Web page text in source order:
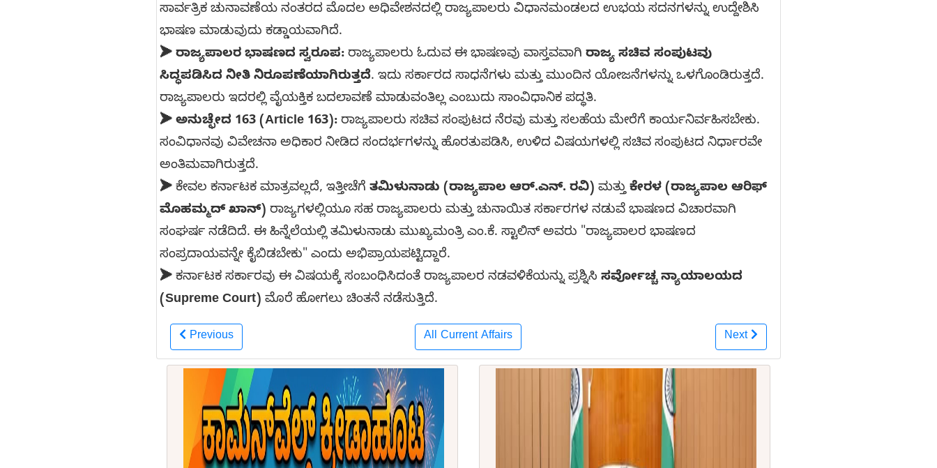
ಸಾರ್ವತ್ರಿಕ ಚುನಾವಣೆಯ ನಂತರದ ಮೊದಲ ಅಧಿವೇಶನದಲ್ಲಿ ರಾಜ್ಯಪಾಲರು ವಿಧಾನಮಂಡಲದ ಉಭಯ ಸದನಗಳನ್ನು ಉದ್ದೇಶಿಸಿ
ಭಾಷಣ ಮಾಡುವುದು ಕಡ್ಡಾಯವಾಗಿದೆ.
➤ ರಾಜ್ಯಪಾಲರ ಭಾಷಣದ ಸ್ವರೂಪ: ರಾಜ್ಯಪಾಲರು ಓದುವ ಈ ಭಾಷಣವು ವಾಸ್ತವವಾಗಿ ರಾಜ್ಯ ಸಚಿವ ಸಂಪುಟವು
ಸಿದ್ಧಪಡಿಸಿದ ನೀತಿ ನಿರೂಪಣೆಯಾಗಿರುತ್ತದೆ. ಇದು ಸರ್ಕಾರದ ಸಾಧನೆಗಳು ಮತ್ತು ಮುಂದಿನ ಯೋಜನೆಗಳನ್ನು ಒಳಗೊಂಡಿರುತ್ತದೆ.
ರಾಜ್ಯಪಾಲರು ಇದರಲ್ಲಿ ವೈಯಕ್ತಿಕ ಬದಲಾವಣೆ ಮಾಡುವಂತಿಲ್ಲ ಎಂಬುದು ಸಾಂವಿಧಾನಿಕ ಪದ್ಧತಿ.
➤ ಅನುಚ್ಛೇದ 163 (Article 163): ರಾಜ್ಯಪಾಲರು ಸಚಿವ ಸಂಪುಟದ ನೆರವು ಮತ್ತು ಸಲಹೆಯ ಮೇರೆಗೆ ಕಾರ್ಯನಿರ್ವಹಿಸಬೇಕು.
ಸಂವಿಧಾನವು ವಿವೇಚನಾ ಅಧಿಕಾರ ನೀಡಿದ ಸಂದರ್ಭಗಳನ್ನು ಹೊರತುಪಡಿಸಿ, ಉಳಿದ ವಿಷಯಗಳಲ್ಲಿ ಸಚಿವ ಸಂಪುಟದ ನಿರ್ಧಾರವೇ
ಅಂತಿಮವಾಗಿರುತ್ತದೆ.
➤ ಕೇವಲ ಕರ್ನಾಟಕ ಮಾತ್ರವಲ್ಲದೆ, ಇತ್ತೀಚೆಗೆ ತಮಿಳುನಾಡು (ರಾಜ್ಯಪಾಲ ಆರ್.ಎನ್. ರವಿ) ಮತ್ತುಕೇರಳ (ರಾಜ್ಯಪಾಲ ಆರಿಫ್
ಮೊಹಮ್ಮದ್ ಖಾನ್) ರಾಜ್ಯಗಳಲ್ಲಿಯೂ ಸಹ ರಾಜ್ಯಪಾಲರು ಮತ್ತು ಚುನಾಯಿತ ಸರ್ಕಾರಗಳ ನಡುವೆ ಭಾಷಣದ ವಿಚಾರವಾಗಿ
ಸಂಘರ್ಷ ನಡೆದಿದೆ. ಈ ಹಿನ್ನೆಲೆಯಲ್ಲಿ ತಮಿಳುನಾಡು ಮುಖ್ಯಮಂತ್ರಿ ಎಂ.ಕೆ. ಸ್ಟಾಲಿನ್ ಅವರು "ರಾಜ್ಯಪಾಲರ ಭಾಷಣದ
ಸಂಪ್ರದಾಯವನ್ನೇ ಕೈಬಿಡಬೇಕು" ಎಂದು ಅಭಿಪ್ರಾಯಪಟ್ಟಿದ್ದಾರೆ.
➤ ಕರ್ನಾಟಕ ಸರ್ಕಾರವು ಈ ವಿಷಯಕ್ಕೆ ಸಂಬಂಧಿಸಿದಂತೆ ರಾಜ್ಯಪಾಲರ ನಡವಳಿಕೆಯನ್ನು ಪ್ರಶ್ನಿಸಿ ಸರ್ವೋಚ್ಚ ನ್ಯಾಯಾಲಯದ
(Supreme Court) ಮೊರೆ ಹೋಗಲು ಚಿಂತನೆ ನಡೆಸುತ್ತಿದೆ.
Previous All Current Affairs Next